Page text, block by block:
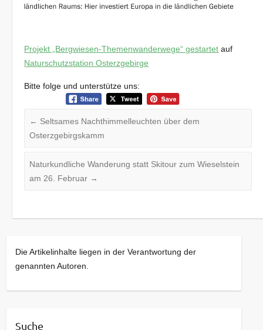
Projekt „Bergwiesen-Themenwanderwege“ gestartet auf
Naturschutzstation Osterzgebirge
Bitte folge und unterstütze uns:
← Seltsames Nachthimmelleuchten über dem
Osterzgebirgskamm
Naturkundliche Wanderung statt Skitour zum Wieselstein
am 26. Februar →
Die Artikelinhalte liegen in der Verantwortung der
genannten Autoren.
Suche